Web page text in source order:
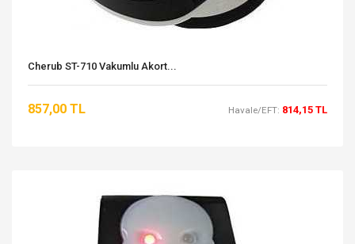
Cherub ST-710 Vakumlu Akort...
857,00 TL Havale/EFT: 814,15 TL